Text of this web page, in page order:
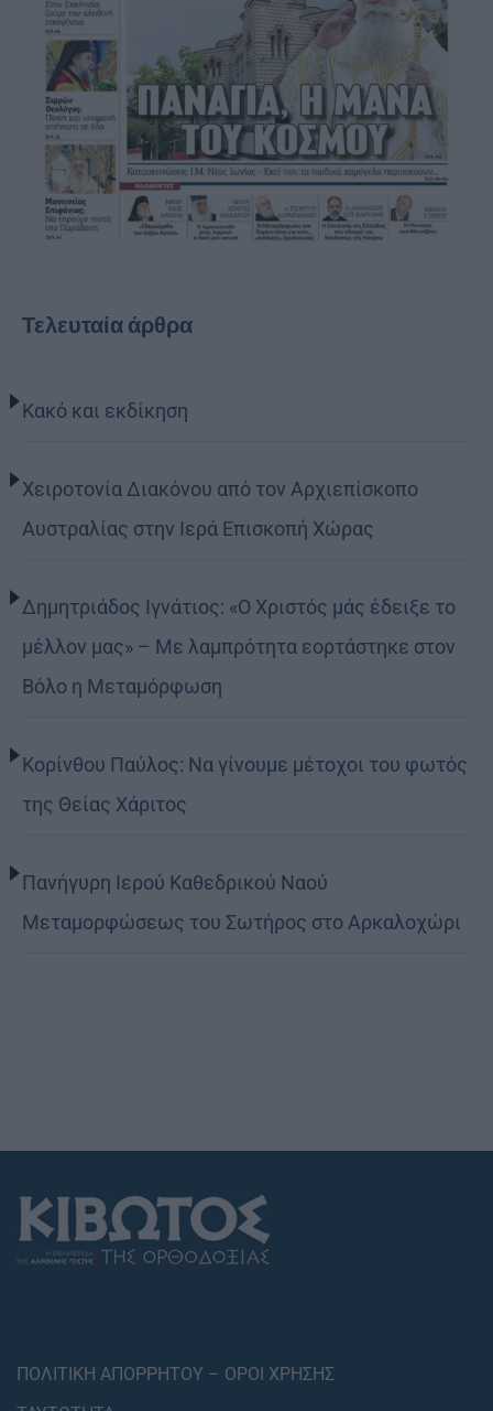
Τελευταία άρθρα
Κακό και εκδίκηση
Χειροτονία Διακόνου από τον Αρχιεπίσκοπο
Αυστραλίας στην Ιερά Επισκοπή Χώρας
Δημητριάδος Ιγνάτιος: «Ο Χριστός μάς έδειξε το
μέλλον μας» – Με λαμπρότητα εορτάστηκε στον
Βόλο η Μεταμόρφωση
Κορίνθου Παύλος: Να γίνουμε μέτοχοι του φωτός
της Θείας Χάριτος
Πανήγυρη Ιερού Καθεδρικού Ναού
Μεταμορφώσεως του Σωτήρος στο Αρκαλοχώρι
ΠΟΛΙΤΙΚΗ ΑΠΟΡΡΗΤΟΥ – ΟΡΟΙ ΧΡΗΣΗΣ